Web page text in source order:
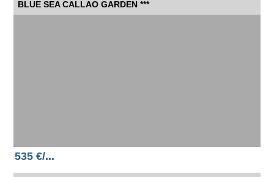
BLUE SEA CALLAO GARDEN ***
535 €/...